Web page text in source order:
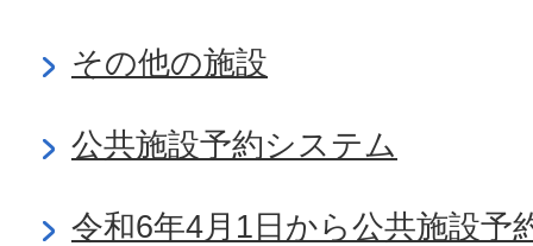
その他の施設
公共施設予約システム
令和6年4月1日から公共施設予